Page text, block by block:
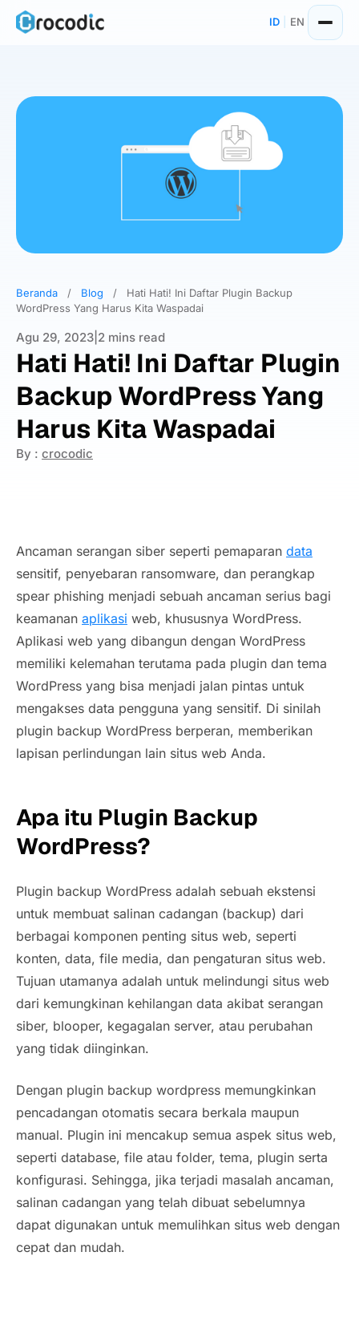
Skip
ID EN
Beranda / Blog /
Hati Hati! Ini Daftar Plugin Backup
WordPress Yang Harus Kita Waspadai
Agu 29, 2023 2 mins read
Hati Hati! Ini Daftar Plugin
Backup WordPress Yang
Harus Kita Waspadai
By : crocodic
Ancaman serangan siber seperti pemaparan data
sensitif, penyebaran ransomware, dan perangkap
spear phishing menjadi sebuah ancaman serius bagi
keamanan aplikasi web, khususnya WordPress.
Aplikasi web yang dibangun dengan WordPress
memiliki kelemahan terutama pada plugin dan tema
WordPress yang bisa menjadi jalan pintas untuk
mengakses data pengguna yang sensitif. Di sinilah
plugin backup WordPress berperan, memberikan
lapisan perlindungan lain situs web Anda.
Apa itu Plugin Backup
WordPress?
Plugin backup WordPress adalah sebuah ekstensi
untuk membuat salinan cadangan (backup) dari
berbagai komponen penting situs web, seperti
konten, data, file media, dan pengaturan situs web.
Tujuan utamanya adalah untuk melindungi situs web
dari kemungkinan kehilangan data akibat serangan
siber, blooper, kegagalan server, atau perubahan
yang tidak diinginkan.
Dengan plugin backup wordpress memungkinkan
pencadangan otomatis secara berkala maupun
manual. Plugin ini mencakup semua aspek situs web,
seperti database, file atau folder, tema, plugin serta
konfigurasi. Sehingga, jika terjadi masalah ancaman,
salinan cadangan yang telah dibuat sebelumnya
dapat digunakan untuk memulihkan situs web dengan
cepat dan mudah.